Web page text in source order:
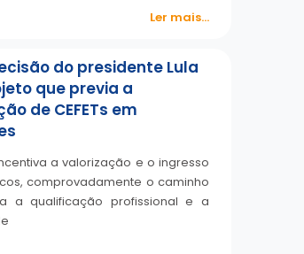
Ler mais...
do presidente Lula
que previa a
de CEFETs em
a valorização e o ingresso
comprovadamente o caminho
a qualificação profissional e a